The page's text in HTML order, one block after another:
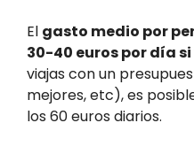
El gasto medio por
30-40 euros por día
viajas con un
mejores, etc), es
los 60 euros diarios.